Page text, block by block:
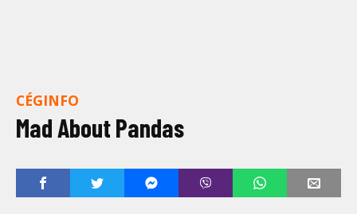
CÉGINFO
Mad About Pandas